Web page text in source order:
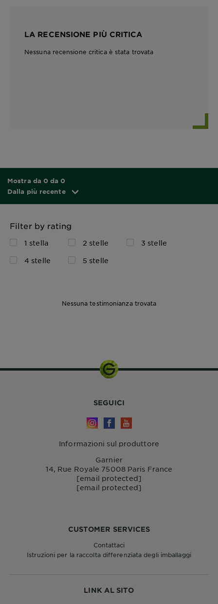
LA RECENSIONE PIÙ CRITICA
Nessuna recensione critica è stata trovata
Mostra da 0 da 0
Dalla più recente
Filter by rating
1 stella 2 stelle
3 stelle
4 stelle
5 stelle
Nessuna testimonianza trovata
LINK AL SITO
CUSTOMER SERVICES
Contattaci
Istruzioni per la raccolta differenziata degli imballaggi
SEGUICI
Informazioni sul produttore
Garnier
14, Rue Royale 75008 Paris France
[email protected]
[email protected]